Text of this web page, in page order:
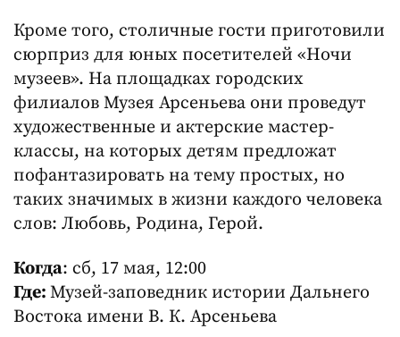
Кроме того, столичные гости приготовили
сюрприз для юных посетителей «Ночи
музеев». На площадках городских
филиалов Музея Арсеньева они проведут
художественные и актерские мастер-
классы, на которых детям предложат
пофантазировать на тему простых, но
таких значимых в жизни каждого человека
слов: Любовь, Родина, Герой.
Когда: сб, 17 мая, 12:00
Где: Музей-заповедник истории Дальнего
Востока имени В. К. Арсеньева